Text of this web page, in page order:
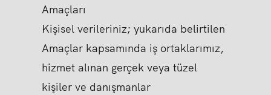
Amaçları
Kişisel verileriniz; yukarıda belirtilen
Amaçlar kapsamında iş ortaklarımız,
hizmet alınan gerçek veya tüzel
kişiler ve danışmanlar